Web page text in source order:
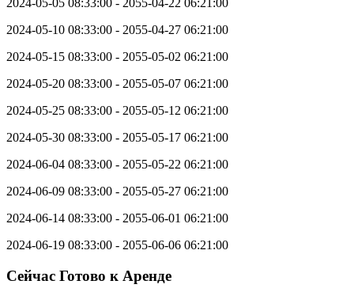
2024-05-05 08:33:00 - 2055-04-22 06:21:00
2024-05-10 08:33:00 - 2055-04-27 06:21:00
2024-05-15 08:33:00 - 2055-05-02 06:21:00
2024-05-20 08:33:00 - 2055-05-07 06:21:00
2024-05-25 08:33:00 - 2055-05-12 06:21:00
2024-05-30 08:33:00 - 2055-05-17 06:21:00
2024-06-04 08:33:00 - 2055-05-22 06:21:00
2024-06-09 08:33:00 - 2055-05-27 06:21:00
2024-06-14 08:33:00 - 2055-06-01 06:21:00
2024-06-19 08:33:00 - 2055-06-06 06:21:00
Сейчас Готово к Аренде